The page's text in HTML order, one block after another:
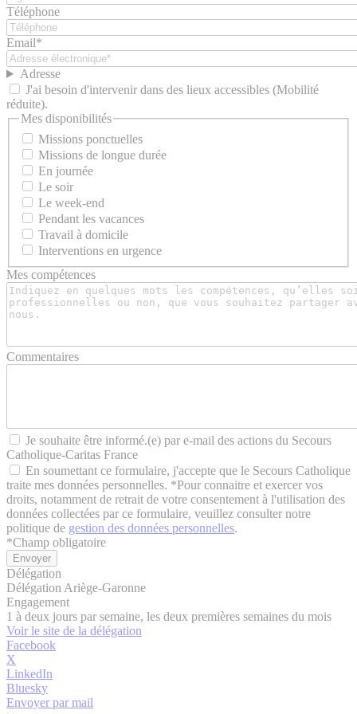
Téléphone
Email*
Adresse
J'ai besoin d'intervenir dans des lieux accessibles (Mobilité
réduite).
Mes disponibilités
Missions ponctuelles
Missions de longue durée
En journée
Le soir
Le week-end
Pendant les vacances
Travail à domicile
Interventions en urgence
Mes compétences
Commentaires
Je souhaite être informé.(e) par e-mail des actions du Secours
Catholique-Caritas France
En soumettant ce formulaire, j'accepte que le Secours Catholique
traite mes données personnelles. *Pour connaitre et exercer vos
droits, notamment de retrait de votre consentement à l'utilisation des
données collectées par ce formulaire, veuillez consulter notre
politique de gestion des données personnelles.
*Champ obligatoire
Délégation
Délégation Ariège-Garonne
Engagement
1 à deux jours par semaine, les deux premières semaines du mois
Voir le site de la délégation
Facebook
X
LinkedIn
Bluesky
Envoyer par mail